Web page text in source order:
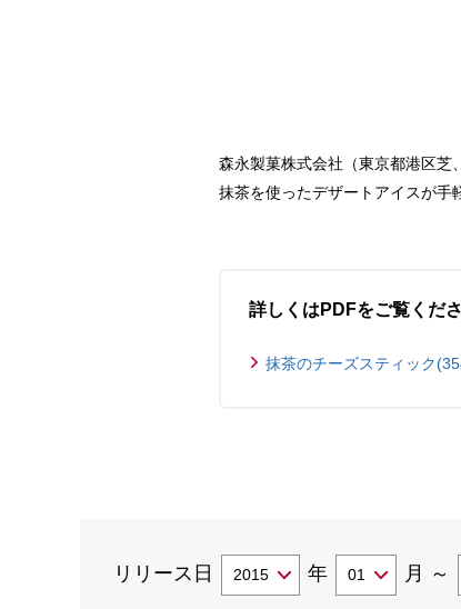
森永製菓株式会社（東京都港区芝
抹茶を使ったデザートアイスが手
詳しくはPDFをご覧くださ
抹茶のチーズスティック
リリース日 年 月 ～